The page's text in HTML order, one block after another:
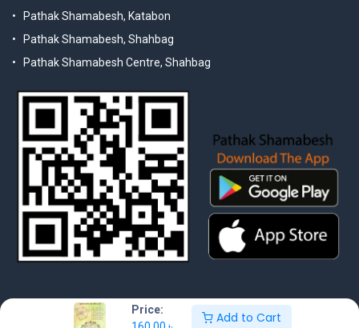
Price:
Add to Cart
Pathak Shamabesh, Katabon
Pathak Shamabesh, Shahbag
Pathak Shamabesh Centre, Shahbag